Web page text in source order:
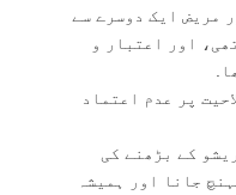
مریض ایک دوسرے سے
اور اعتبار و
پر عدم اعتماد
کے بڑھنے کی
جانا اور ہمیشہ